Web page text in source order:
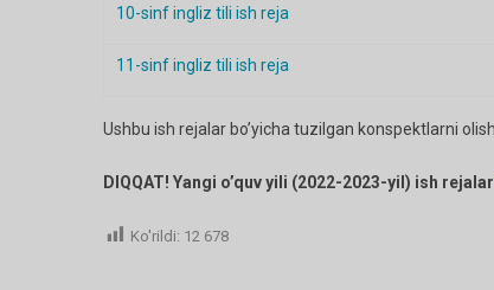
10-sinf ingliz tili ish reja
11-sinf ingliz tili ish reja
Ushbu ish rejalar bo’yicha tuzilgan konspektlarni
DIQQAT! Yangi o’quv yili (2022-2023-yil) ish
Ko'rildi: 12 678